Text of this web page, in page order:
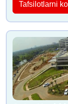
Tafsilotlarni